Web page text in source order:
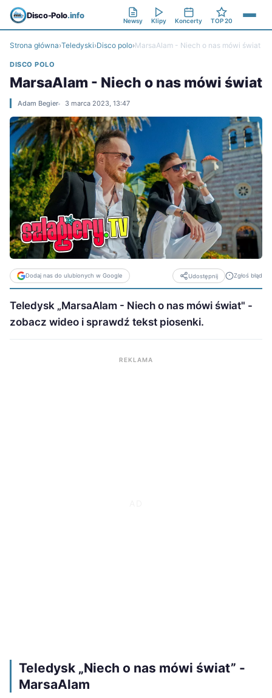
Disco-Polo.info
Newsy Klipy Koncerty TOP 20
Strona główna›Teledyski›Disco polo›MarsaAlam - Niech o nas mówi świat
DISCO POLO
MarsaAlam - Niech o nas mówi świat
Adam Begier 3 marca 2023, 13:47
Dodaj nas do ulubionych w Google Udostępnij Zgłoś błąd
Teledysk „MarsaAlam - Niech o nas mówi świat" -
zobacz wideo i sprawdź tekst piosenki.
REKLAMA
Teledysk „Niech o nas mówi świat” -
MarsaAlam